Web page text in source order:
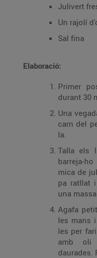
Julivert
Un rajolí
Sal fina
Elaboració:
Primer
durant 30
Una
carn del
la.
Talla els
barreja-
mica de
pa ratllat
una
Agafa
les mans
les per
amb oli
daurades.